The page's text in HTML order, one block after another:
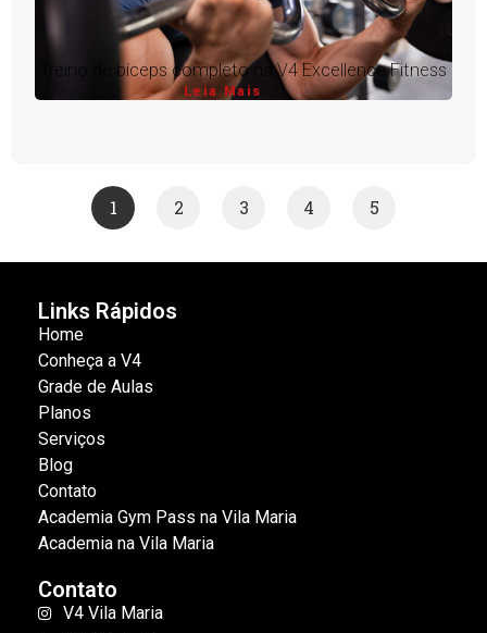
Treino de bíceps completo na V4 Excellence Fitness
Leia Mais
1 2 3 4 5
Links Rápidos
Home
Conheça a V4
Grade de Aulas
Planos
Serviços
Blog
Contato
Academia Gym Pass na Vila Maria
Academia na Vila Maria
Contato
V4 Vila Maria